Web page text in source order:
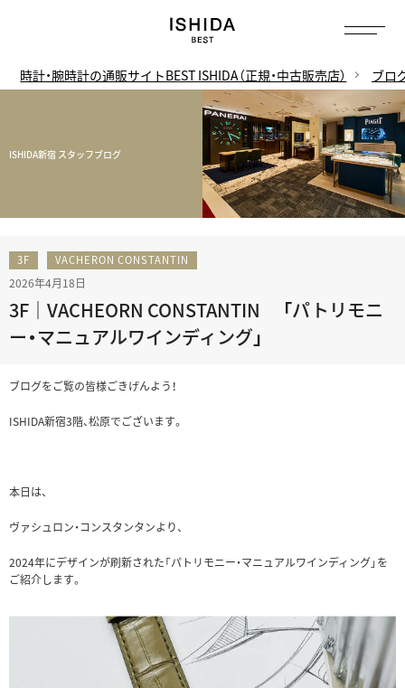
時計・腕時計の通販サイトBEST ISHIDA（正規・中古販売店） ブロ
ISHIDA新宿 スタッフブログ
3F VACHERON CONSTANTIN
2026年4月18日
3F｜VACHEORN CONSTANTIN 「パトリモニ
ー・マニュアルワインディング」
ブログをご覧の皆様ごきげんよう！
ISHIDA新宿3階、松原でございます。
本日は、
ヴァシュロン・コンスタンタンより、
2024年にデザインが刷新された「パトリモニー・マニュアルワインディング」を
ご紹介します。